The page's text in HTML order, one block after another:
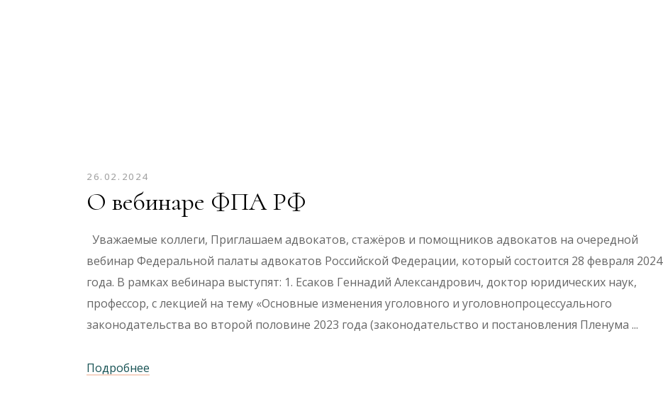
26.02.2024
О вебинаре ФПА РФ
Уважаемые коллеги, Приглашаем адвокатов, стажёров и помощников адвокатов на очередной
вебинар Федеральной палаты адвокатов Российской Федерации, который состоится 28 февраля 2024
года. В рамках вебинара выступят: 1. Есаков Геннадий Александрович, доктор юридических наук,
профессор, с лекцией на тему «Основные изменения уголовного и уголовнопроцессуального
законодательства во второй половине 2023 года (законодательство и постановления Пленума
Подробнее